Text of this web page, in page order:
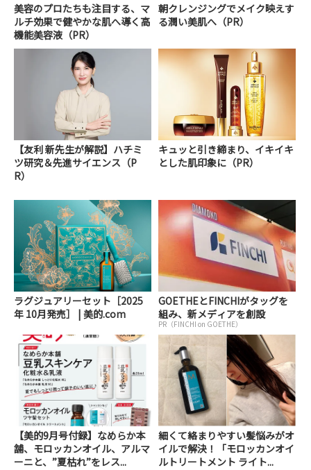
美容のプロたちも注目する、マ
ルチ効果で健やかな肌へ導く高
機能美容液（PR）
朝クレンジングでメイク映えす
る潤い美肌へ（PR）
【友利 新先生が解説】ハチミ
ツ研究＆先進サイエンス（P
R）
キュッと引き締まり、イキイキ
とした肌印象に（PR）
ラグジュアリーセット［2025
年 10月発売］ | 美的.com
GOETHEとFINCHIがタッグを
組み、新メディアを創設
PR（FINCHI on GOETHE）
【美的9月号付録】なめらか本
舗、モロッカンオイル、アルマ
ーニと、”夏枯れ”をレス...
細くて絡まりやすい髪悩みがオ
イルで解決！「モロッカンオイ
ルトリートメント ライト...